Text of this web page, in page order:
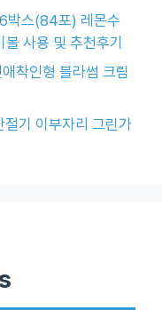
박스(84포) 레몬수
사용 및 추천후기
착인형 블라썸 크림
기 이부자리 그린가